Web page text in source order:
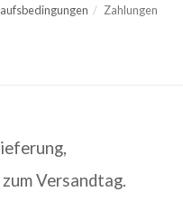
Zahlungen
Versandtag.